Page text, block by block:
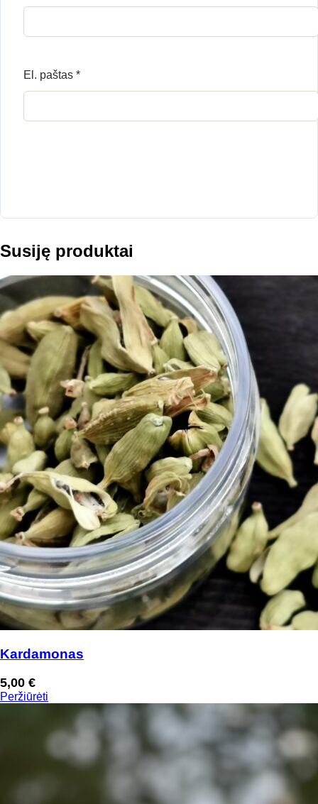
El. paštas *
Susiję produktai
Kardamonas
5,00 €
Peržiūrėti